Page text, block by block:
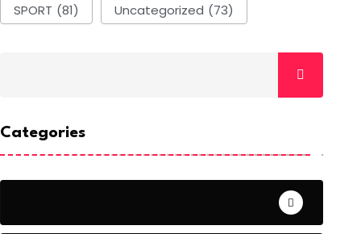
SPORT (81) Uncategorized (73)
Categories